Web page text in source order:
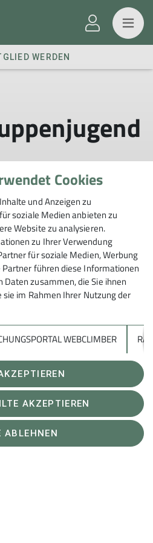
WERDEN
Datenschutz-Einstellungen
Datenschutz
Erklärung zur Barrierefreiheit
Cookies
und Anzeigen zu
soziale Medien anbieten zu
Website zu analysieren.
zu Ihrer Verwendung
für soziale Medien, Werbung
führen diese Informationen
zusammen, die Sie ihnen
im Rahmen Ihrer Nutzung der
WEBCLIMBER
von Nutzerdaten und Cookie)
AKZEPTIEREN
ABLEHNEN